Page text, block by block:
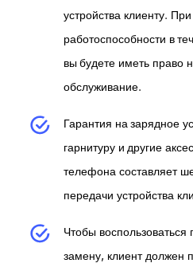
устройства клиенту.
работоспособности в
вы будете иметь право
обслуживание.
Гарантия на зарядное
гарнитуру и другие
телефона составляет
передачи устройства
Чтобы воспользоваться
замену, клиент должен